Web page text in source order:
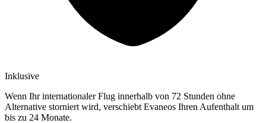
Inklusive
Wenn Ihr internationaler Flug innerhalb von 72 Stunden ohne
Alternative storniert wird, verschiebt Evaneos Ihren Aufenthalt um
bis zu 24 Monate.